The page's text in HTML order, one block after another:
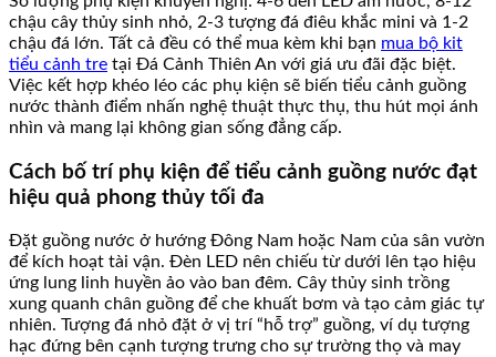
chậu cây thủy sinh nhỏ, 2-3 tượng đá điêu khắc mini và 1-2
chậu đá lớn. Tất cả đều có thể mua kèm khi bạn mua bộ kit
tiểu cảnh tre tại Đá Cảnh Thiên An với giá ưu đãi đặc biệt.
Việc kết hợp khéo léo các phụ kiện sẽ biến tiểu cảnh guồng
nước thành điểm nhấn nghệ thuật thực thụ, thu hút mọi ánh
nhìn và mang lại không gian sống đẳng cấp.
Cách bố trí phụ kiện để tiểu cảnh guồng nước đạt
hiệu quả phong thủy tối đa
Đặt guồng nước ở hướng Đông Nam hoặc Nam của sân vườn
để kích hoạt tài vận. Đèn LED nên chiếu từ dưới lên tạo hiệu
ứng lung linh huyền ảo vào ban đêm. Cây thủy sinh trồng
xung quanh chân guồng để che khuất bơm và tạo cảm giác tự
nhiên. Tượng đá nhỏ đặt ở vị trí “hỗ trợ” guồng, ví dụ tượng
hạc đứng bên cạnh tượng trưng cho sự trường thọ và may